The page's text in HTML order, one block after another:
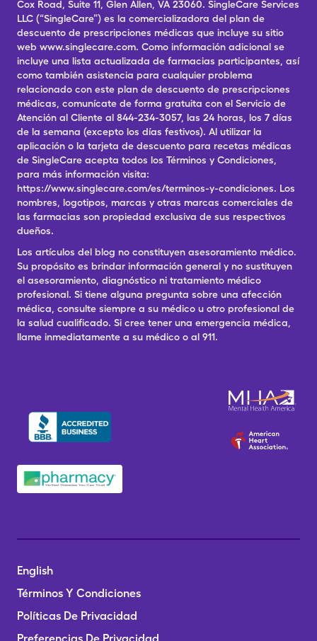
Cox Road, Suite 11, Glen Allen, VA 23060. SingleCare Services
LLC (“SingleCare”) es la comercializadora del plan de
descuento de prescripciones médicas que incluye su sitio
web www.singlecare.com. Como información adicional se
incluye una lista actualizada de farmacias participantes, así
como también asistencia para cualquier problema
relacionado con este plan de descuento de prescripciones
médicas, comunícate de forma gratuita con el Servicio de
Atención al Cliente al 844-234-3057, las 24 horas, los 7 días
de la semana (excepto los días festivos). Al utilizar la
aplicación o la tarjeta de descuento para recetas médicas
de SingleCare acepta todos los Términos y Condiciones,
para más información visita:
https://www.singlecare.com/es/terminos-y-condiciones. Los
nombres, logotipos, marcas y otras marcas comerciales de
las farmacias son propiedad exclusiva de sus respectivos
dueños.
Los artículos del blog no constituyen asesoramiento médico.
Su propósito es brindar información general y no sustituyen
el asesoramiento, diagnóstico ni tratamiento médico
profesional. Si tiene alguna pregunta sobre una afección
médica, consulte siempre a su médico u otro profesional de
la salud cualificado. Si cree tener una emergencia médica,
llame inmediatamente a su médico o al 911.
English
Términos Y Condiciones
Políticas De Privacidad